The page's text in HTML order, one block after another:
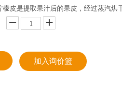
皮是提取果汁后的果皮，经过蒸汽烘
加入询价篮